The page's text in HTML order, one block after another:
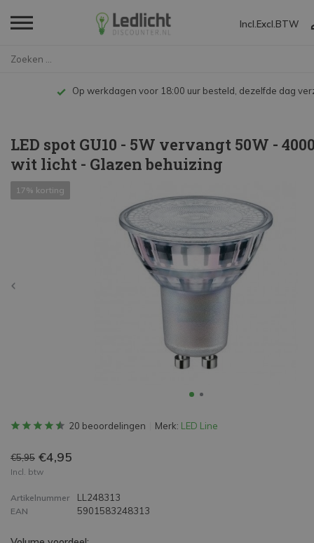
Incl. Excl. BTW
Op werkdagen voor 18:00 uur besteld, dezelfde dag
LED spot GU10 - 5W vervangt 50W -
wit licht - Glazen behuizing
17% korting
20 beoordelingen Merk: LED Line
€5,95 €4,95
Incl. btw
Artikelnummer LL248313
EAN 5901583248313